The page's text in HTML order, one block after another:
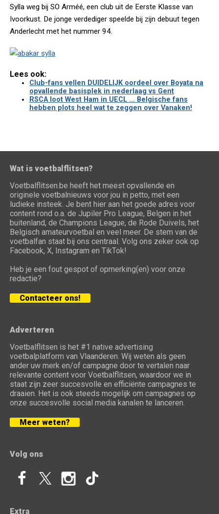
Sylla weg bij SO Arméé, een club uit de Eerste Klasse van
Ivoorkust. De jonge verdediger speelde bij zijn debuut tegen
Anderlecht met het nummer 94.
Lees ook:
Club-fans vellen DUIDELIJK oordeel over Boyata na
opvallende basisplek in nederlaag vs Gent
RSCA loot West Ham in UECL ... Belgische fans
hebben plots heel wat te zeggen over Vanaken!
Wat is voetbalflitsen?
Voetbalflitsen.be heeft het meest opvallende en
originele voetbalnieuws voor jou in petto, met een
ludieke insteek. Je bent hier aan het goede adres voor
content rond o.a. de Jupiler Pro League, Belgen in het
buitenland, de Champions League, de Rode Duivels, het
Belgisch amateurvoetbal en veel meer. De stem van de
voetbalfan staat bij ons centraal. Volg ons zeker ook op
Facebook, X, Instagram en TikTok!
Heb je een fout gespot of opmerking(en) voor onze
redactie?
Contacteer ons!
Adverteren
Voetbalflitsen is het #1 native advertising
voetbalplatform van Vlaanderen. Wij weten als geen
ander uw merk en/of campagne door te vertalen naar
relevante content voor Voetbalflitsen, waardoor we in
staat zijn zeer succesvolle en efficiënte campagnes te
draaien. Het is ook steeds mogelijk om campagnes op
onze succesvolle social media kanalen te lanceren.
Meer weten?
Volg ons
Extra